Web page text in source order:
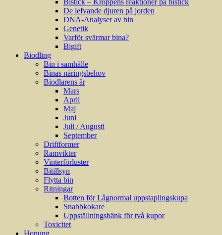
Bistick – Kroppens reaktioner på bistick
De lefvande djuren på jorden
DNA-Analyser av bin
Genetik
Varför svärmar bina?
Bigift
Biodling
Bin i samhälle
Binas näringsbehov
Biodlarens år
Mars
April
Maj
Juni
Juli / Augusti
September
Driftformer
Ramvikter
Vinterförluster
Bitillsyn
Flytta bin
Ritningar
Botten för Lågnormal uppstaplingskupa
Snabbkokare
Uppställningsbänk för två kupor
Toxicitet
Honung